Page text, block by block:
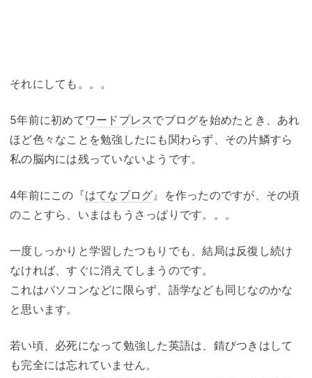
それにしても。。。
5年前に初めて ワードプレス でブログを始めたとき、あれ
ほど色々なことを勉強したにも関わらず、その片鱗すら
私の脳内には残っていないようです。
4年前にこの『はてなブログ 』を作ったのですが、その頃
のことすら、いまはもうさっぱりです。。。
一度しっかりと学習したつもりでも、結局は反復し続け
なければ、すぐに消えてしまうのです。
これはパソコンなどに限らず、語学なども同じなのかな
と思います。
若い頃、必死になって勉強した英語は、錆びつきはして
も完全には忘れていません。